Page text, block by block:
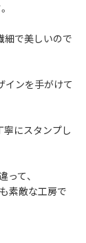
細で美しいので
インを手がけて
寧にスタンプし
って、
素敵な工房で